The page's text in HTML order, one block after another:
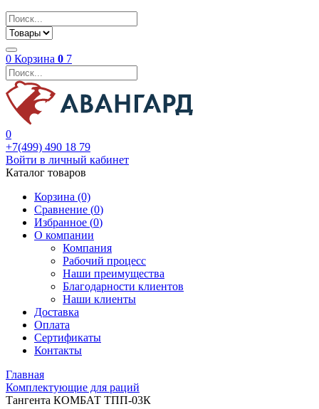
0 Корзина 0 7
0
+7(499) 490 18 79
Войти в личный кабинет
Каталог товаров
Корзина (0)
Сравнение (0)
Избранное (0)
О компании
Компания
Рабочий процесс
Наши преимущества
Благодарности клиентов
Наши клиенты
Доставка
Оплата
Сертификаты
Контакты
Главная
Комплектующие для раций
Тангента КОМБАТ ТПП-03К